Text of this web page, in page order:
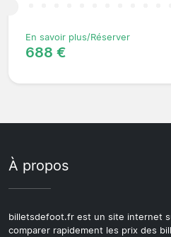
En savoir plus/Réserver
688 €
À propos
billetsdefoot.fr est un site internet
comparer rapidement les prix des